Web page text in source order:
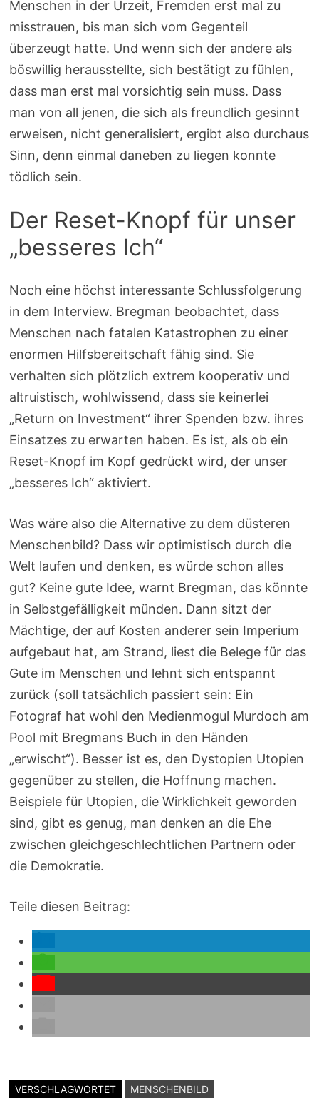
Menschen in der Urzeit, Fremden erst mal zu
misstrauen, bis man sich vom Gegenteil
überzeugt hatte. Und wenn sich der andere als
böswillig herausstellte, sich bestätigt zu fühlen,
dass man erst mal vorsichtig sein muss. Dass
man von all jenen, die sich als freundlich gesinnt
erweisen, nicht generalisiert, ergibt also durchaus
Sinn, denn einmal daneben zu liegen konnte
tödlich sein.
Der Reset-Knopf für unser
„besseres Ich“
Noch eine höchst interessante Schlussfolgerung
in dem Interview. Bregman beobachtet, dass
Menschen nach fatalen Katastrophen zu einer
enormen Hilfsbereitschaft fähig sind. Sie
verhalten sich plötzlich extrem kooperativ und
altruistisch, wohlwissend, dass sie keinerlei
„Return on Investment“ ihrer Spenden bzw. ihres
Einsatzes zu erwarten haben. Es ist, als ob ein
Reset-Knopf im Kopf gedrückt wird, der unser
„besseres Ich“ aktiviert.
Was wäre also die Alternative zu dem düsteren
Menschenbild? Dass wir optimistisch durch die
Welt laufen und denken, es würde schon alles
gut? Keine gute Idee, warnt Bregman, das könnte
in Selbstgefälligkeit münden. Dann sitzt der
Mächtige, der auf Kosten anderer sein Imperium
aufgebaut hat, am Strand, liest die Belege für das
Gute im Menschen und lehnt sich entspannt
zurück (soll tatsächlich passiert sein: Ein
Fotograf hat wohl den Medienmogul Murdoch am
Pool mit Bregmans Buch in den Händen
„erwischt“). Besser ist es, den Dystopien Utopien
gegenüber zu stellen, die Hoffnung machen.
Beispiele für Utopien, die Wirklichkeit geworden
sind, gibt es genug, man denken an die Ehe
zwischen gleichgeschlechtlichen Partnern oder
die Demokratie.
Teile diesen Beitrag:
VERSCHLAGWORTET MENSCHENBILD